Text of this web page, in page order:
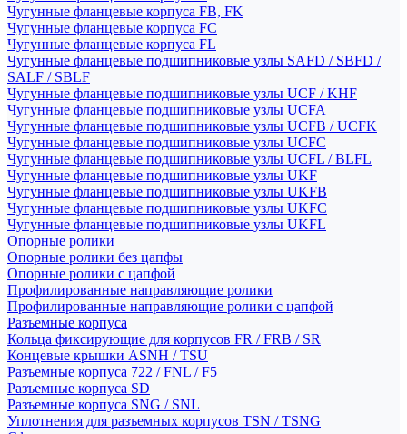
Чугунные фланцевые корпуса FB, FK
Чугунные фланцевые корпуса FC
Чугунные фланцевые корпуса FL
Чугунные фланцевые подшипниковые узлы SAFD / SBFD /
SALF / SBLF
Чугунные фланцевые подшипниковые узлы UCF / KHF
Чугунные фланцевые подшипниковые узлы UCFA
Чугунные фланцевые подшипниковые узлы UCFB / UCFK
Чугунные фланцевые подшипниковые узлы UCFC
Чугунные фланцевые подшипниковые узлы UCFL / BLFL
Чугунные фланцевые подшипниковые узлы UKF
Чугунные фланцевые подшипниковые узлы UKFB
Чугунные фланцевые подшипниковые узлы UKFC
Чугунные фланцевые подшипниковые узлы UKFL
Опорные ролики
Опорные ролики без цапфы
Опорные ролики с цапфой
Профилированные направляющие ролики
Профилированные направляющие ролики с цапфой
Разъемные корпуса
Кольца фиксирующие для корпусов FR / FRB / SR
Концевые крышки ASNH / TSU
Разъемные корпуса 722 / FNL / F5
Разъемные корпуса SD
Разъемные корпуса SNG / SNL
Уплотнения для разъемных корпусов TSN / TSNG